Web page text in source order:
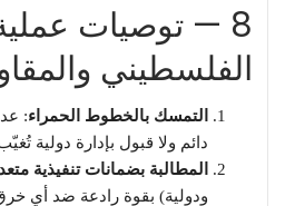
8 — توصيات
الفلسطيني
التمسك بالخطوط الحمراء:
دائم ولا قبول بإدارة دولية
المطالبة بضمانات تنفيذية
ودولية) بقوة رادعة ضد أي